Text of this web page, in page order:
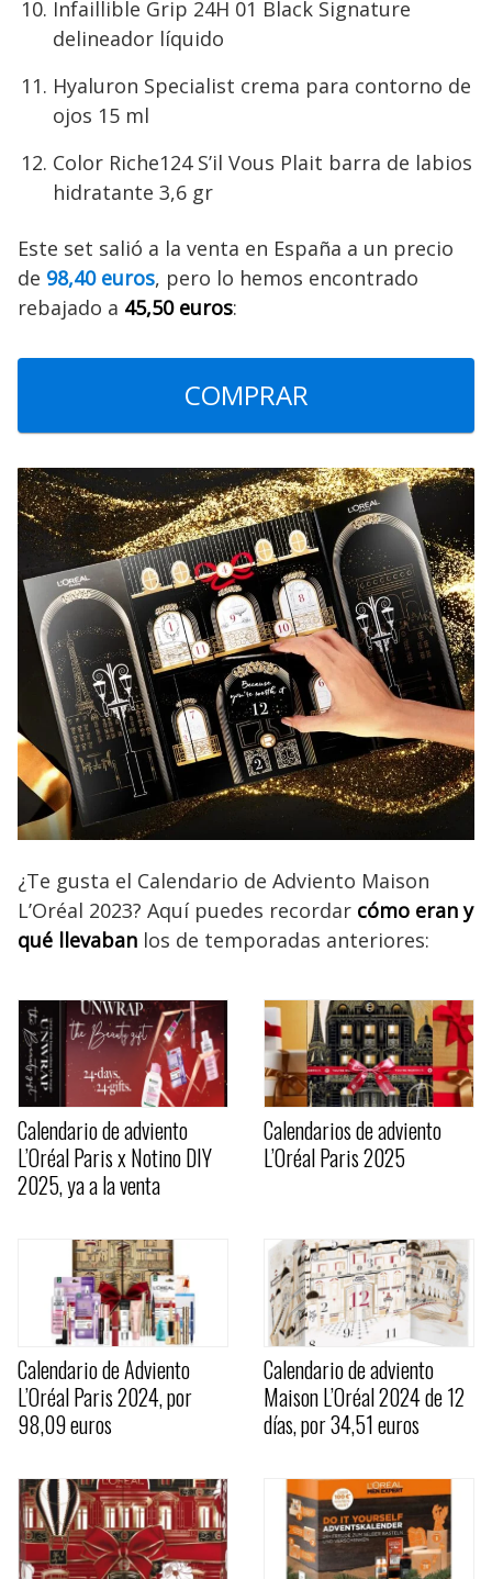
Infaillible Grip 24H 01 Black Signature
delineador líquido
Hyaluron Specialist crema para contorno de
ojos 15 ml
Color Riche124 S’il Vous Plait barra de labios
hidratante 3,6 gr
Este set salió a la venta en España a un precio
de 98,40 euros, pero lo hemos encontrado
rebajado a 45,50 euros:
COMPRAR
¿Te gusta el Calendario de Adviento Maison
L’Oréal 2023? Aquí puedes recordar cómo eran y
qué llevaban los de temporadas anteriores:
Calendario de adviento
L’Oréal Paris x Notino DIY
2025, ya a la venta
Calendarios de adviento
L’Oréal Paris 2025
Calendario de Adviento
L’Oréal Paris 2024, por
98,09 euros
Calendario de adviento
Maison L’Oréal 2024 de 12
días, por 34,51 euros